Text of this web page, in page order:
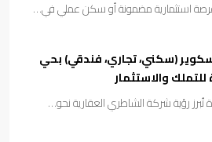
استثمارية مضمونة أو سكن عملي في…
(سكني، تجاري، فندقي) بحي
والاستثمار
رؤية شركة الشاطري العقارية نحو…